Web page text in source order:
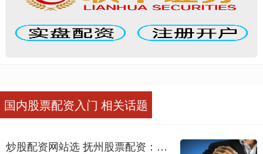
国内股票配资入门 相关话题
炒股配资网站选 抚州股票配资：解锁财富新篇章，助您投资无忧